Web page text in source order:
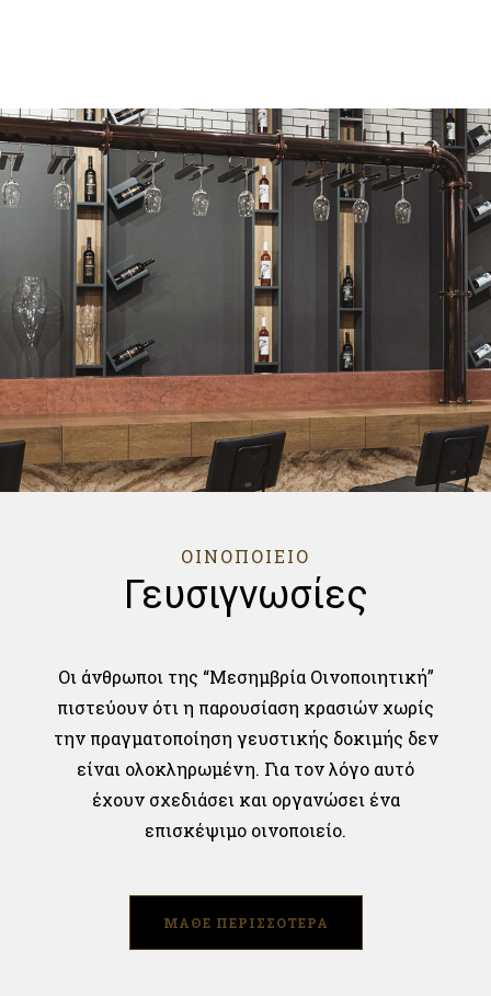
ΟΙΝΟΠΟΙΕΙΟ
Γευσιγνωσίες
Οι άνθρωποι της “Μεσημβρία Οινοποιητική”
πιστεύουν ότι η παρουσίαση κρασιών χωρίς
την πραγματοποίηση γευστικής δοκιμής δεν
είναι ολοκληρωμένη. Για τον λόγο αυτό
έχουν σχεδιάσει και οργανώσει ένα
επισκέψιμο οινοποιείο.
ΜΑΘΕ ΠΕΡΙΣΣΟΤΕΡΑ